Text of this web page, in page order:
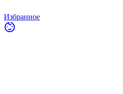
Избранное